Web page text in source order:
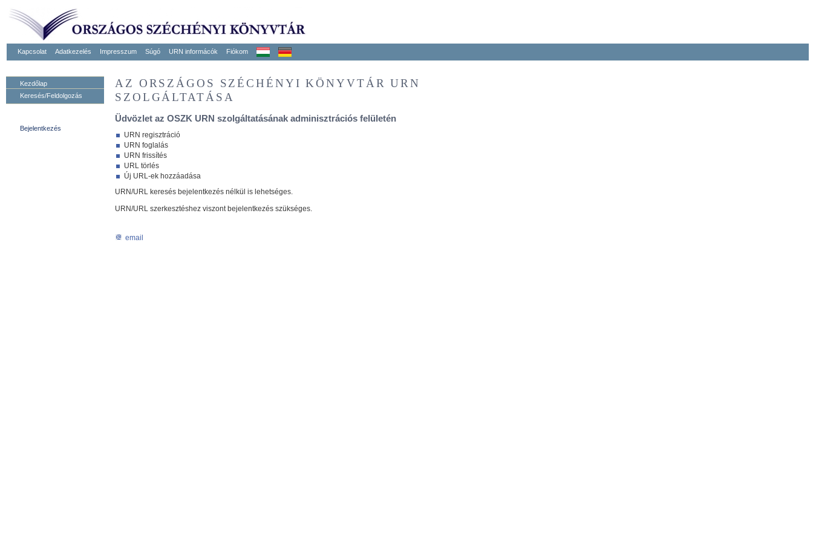
Kapcsolat Adatkezelés Impresszum Súgó URN informácók Fiókom
Kezdőlap
Keresés/Feldolgozás
Bejelentkezés
AZ ORSZÁGOS SZÉCHÉNYI KÖNYVTÁR URN
SZOLGÁLTATÁSA
Üdvözlet az OSZK URN szolgáltatásának adminisztrációs felületén
URN regisztráció
URN foglalás
URN frissítés
URL törlés
Új URL-ek hozzáadása
URN/URL keresés bejelentkezés nélkül is lehetséges.
URN/URL szerkesztéshez viszont bejelentkezés szükséges.
email